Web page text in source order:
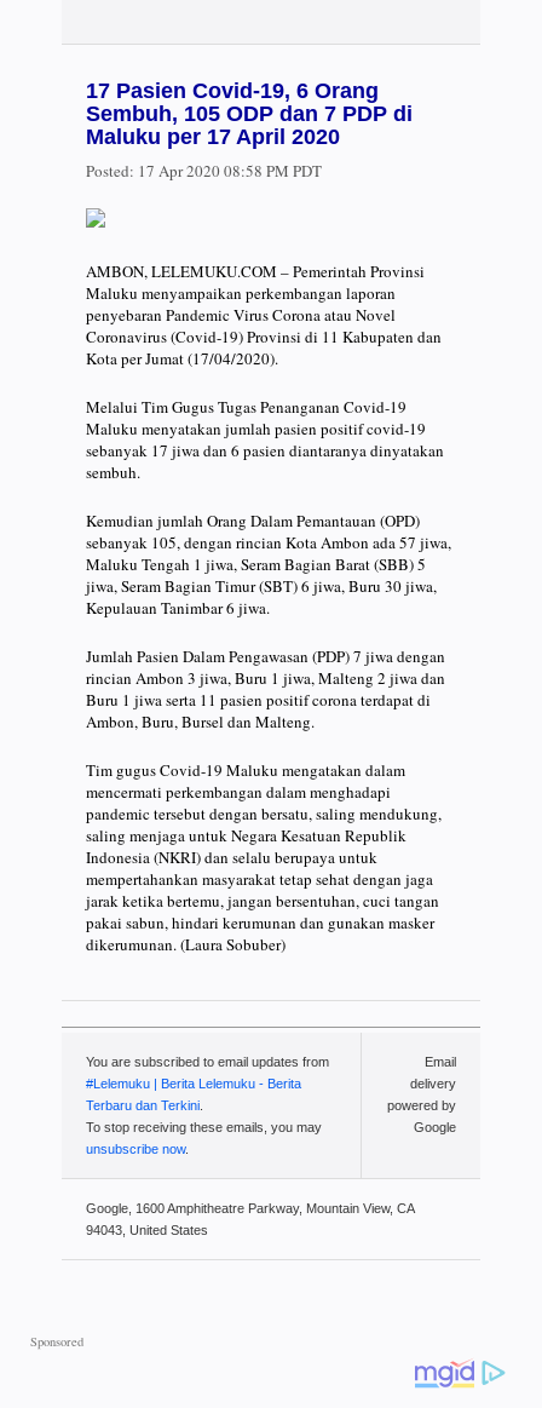
17 Pasien Covid-19, 6 Orang
Sembuh, 105 ODP dan 7 PDP di
Maluku per 17 April 2020
Posted: 17 Apr 2020 08:58 PM PDT
AMBON, LELEMUKU.COM – Pemerintah Provinsi
Maluku menyampaikan perkembangan laporan
penyebaran Pandemic Virus Corona atau Novel
Coronavirus (Covid-19) Provinsi di 11 Kabupaten dan
Kota per Jumat (17/04/2020).
Melalui Tim Gugus Tugas Penanganan Covid-19
Maluku menyatakan jumlah pasien positif covid-19
sebanyak 17 jiwa dan 6 pasien diantaranya dinyatakan
sembuh.
Kemudian jumlah Orang Dalam Pemantauan (OPD)
sebanyak 105, dengan rincian Kota Ambon ada 57 jiwa,
Maluku Tengah 1 jiwa, Seram Bagian Barat (SBB) 5
jiwa, Seram Bagian Timur (SBT) 6 jiwa, Buru 30 jiwa,
Kepulauan Tanimbar 6 jiwa.
Jumlah Pasien Dalam Pengawasan (PDP) 7 jiwa dengan
rincian Ambon 3 jiwa, Buru 1 jiwa, Malteng 2 jiwa dan
Buru 1 jiwa serta 11 pasien positif corona terdapat di
Ambon, Buru, Bursel dan Malteng.
Tim gugus Covid-19 Maluku mengatakan dalam
mencermati perkembangan dalam menghadapi
pandemic tersebut dengan bersatu, saling mendukung,
saling menjaga untuk Negara Kesatuan Republik
Indonesia (NKRI) dan selalu berupaya untuk
mempertahankan masyarakat tetap sehat dengan jaga
jarak ketika bertemu, jangan bersentuhan, cuci tangan
pakai sabun, hindari kerumunan dan gunakan masker
dikerumunan. (Laura Sobuber)
You are subscribed to email updates from
#Lelemuku | Berita Lelemuku - Berita
Terbaru dan Terkini
To stop receiving these emails, you may
unsubscribe now.
Email
delivery
powered by
Google
Google, 1600 Amphitheatre Parkway, Mountain View, CA
94043, United States